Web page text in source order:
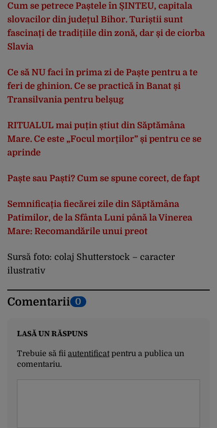
Cum se petrece Paștele în ȘINTEU, capitala
slovacilor din județul Bihor. Turiștii sunt
fascinați de tradițiile din zonă, dar și de ciorba
Slavia
Ce să NU faci în prima zi de Paște pentru a te
feri de ghinion. Ce se practică în Banat și
Transilvania pentru belșug
RITUALUL mai puțin știut din Săptămâna
Mare. Ce este „Focul morților” și pentru ce se
aprinde
Paște sau Paști? Cum se spune corect, de fapt
Semnificația fiecărei zile din Săptămâna
Patimilor, de la Sfânta Luni până la Vinerea
Mare: Recomandările unui preot
Sursă foto: colaj Shutterstock – caracter
ilustrativ
Comentarii 0
LASĂ UN RĂSPUNS
Trebuie să fii autentificatpentru a publica un
comentariu.